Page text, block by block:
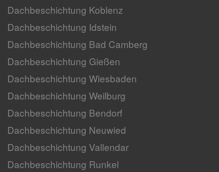
Dachbeschichtung Koblenz
Dachbeschichtung Idstein
Dachbeschichtung Bad Camberg
Dachbeschichtung Gießen
Dachbeschichtung Wiesbaden
Dachbeschichtung Weilburg
Dachbeschichtung Bendorf
Dachbeschichtung Neuwied
Dachbeschichtung Vallendar
Dachbeschichtung Runkel